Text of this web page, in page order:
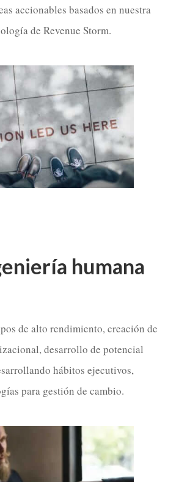
accionables basados en nuestra
de Revenue Storm.
humana
de alto rendimiento, creación de
desarrollo de potencial
hábitos ejecutivos,
para gestión de cambio.